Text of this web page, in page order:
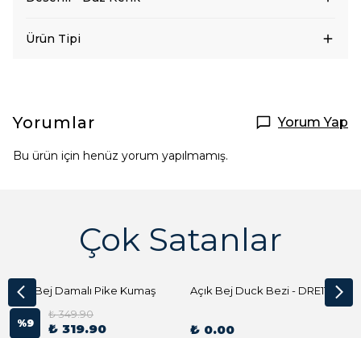
Ürün Tipi
Yorumlar Yorum Yap
Bu ürün için henüz yorum yapılmamış.
Çok Satanlar
Açık Bej Damalı Pike Kumaş
%9
₺ 349.90
₺ 319.90
Açık Bej Duck Bezi - DRE1144 Kumaş Peçete
₺ 0.00